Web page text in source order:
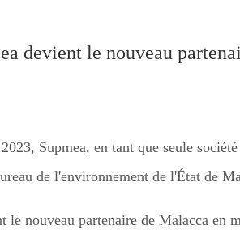
devient le nouveau
Supmea, en tant que seule
de l'environnement de l'État de